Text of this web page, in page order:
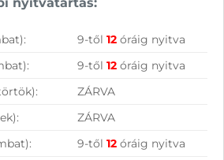
és hozd ki a
9-től12 óráig nyitva
9-től12 óráig nyitva
ZÁRVA
ZÁRVA
9-től12 óráig nyitva